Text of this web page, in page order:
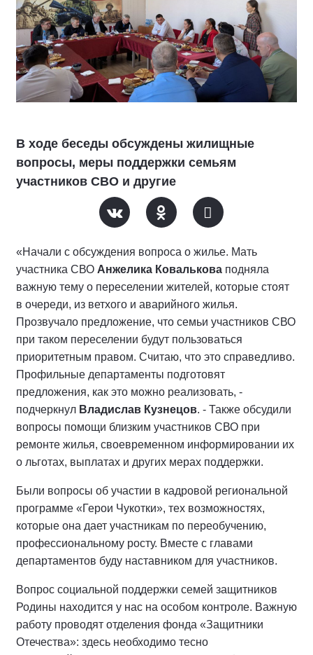
В ходе беседы обсуждены жилищные
вопросы, меры поддержки семьям
участников СВО и другие
«Начали с обсуждения вопроса о жилье. Мать
участника СВО Анжелика Ковалькова подняла
важную тему о переселении жителей, которые стоят
в очереди, из ветхого и аварийного жилья.
Прозвучало предложение, что семьи участников СВО
при таком переселении будут пользоваться
приоритетным правом. Считаю, что это справедливо.
Профильные департаменты подготовят
предложения, как это можно реализовать, -
подчеркнул Владислав Кузнецов. - Также обсудили
вопросы помощи близким участников СВО при
ремонте жилья, своевременном информировании их
о льготах, выплатах и других мерах поддержки.
Были вопросы об участии в кадровой региональной
программе «Герои Чукотки», тех возможностях,
которые она дает участникам по переобучению,
профессиональному росту. Вместе с главами
департаментов буду наставником для участников.
Вопрос социальной поддержки семей защитников
Родины находится у нас на особом контроле. Важную
работу проводят отделения фонда «Защитники
Отечества»: здесь необходимо тесно